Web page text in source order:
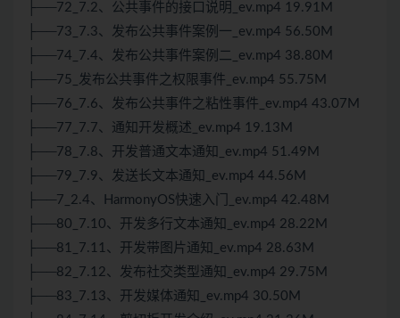
├──72_7.2、公共事件的接口说明_ev.mp4 19.91M
├──73_7.3、发布公共事件案例一_ev.mp4 56.50M
├──74_7.4、发布公共事件案例二_ev.mp4 38.80M
├──75_发布公共事件之权限事件_ev.mp4 55.75M
├──76_7.6、发布公共事件之粘性事件_ev.mp4 43.07M
├──77_7.7、通知开发概述_ev.mp4 19.13M
├──78_7.8、开发普通文本通知_ev.mp4 51.49M
├──79_7.9、发送长文本通知_ev.mp4 44.56M
├──7_2.4、HarmonyOS快速入门_ev.mp4 42.48M
├──80_7.10、开发多行文本通知_ev.mp4 28.22M
├──81_7.11、开发带图片通知_ev.mp4 28.63M
├──82_7.12、发布社交类型通知_ev.mp4 29.75M
├──83_7.13、开发媒体通知_ev.mp4 30.50M